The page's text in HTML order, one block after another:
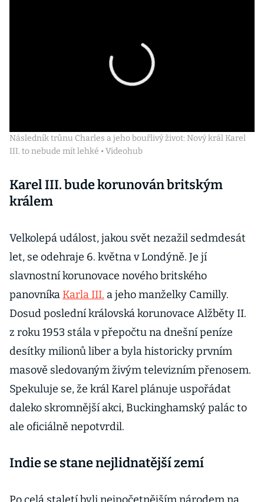
Následník trůnu Charles a jeho bouřlivý život: Nový král Karel
III. to nebude mít lehké • Videohub
Karel III. bude korunován britským
králem
Velkolepá událost, jakou svět nezažil sedmdesát
let, se odehraje 6. května v Londýně. Je jí
slavnostní korunovace nového britského
panovníka Karla III. a jeho manželky Camilly.
Dosud poslední královská korunovace Alžběty II.
z roku 1953 stála v přepočtu na dnešní peníze
desítky milionů liber a byla historicky prvním
masově sledovaným živým televizním přenosem.
Spekuluje se, že král Karel plánuje uspořádat
daleko skromnější akci, Buckinghamský palác to
ale oficiálně nepotvrdil.
Indie se stane nejlidnatější zemí